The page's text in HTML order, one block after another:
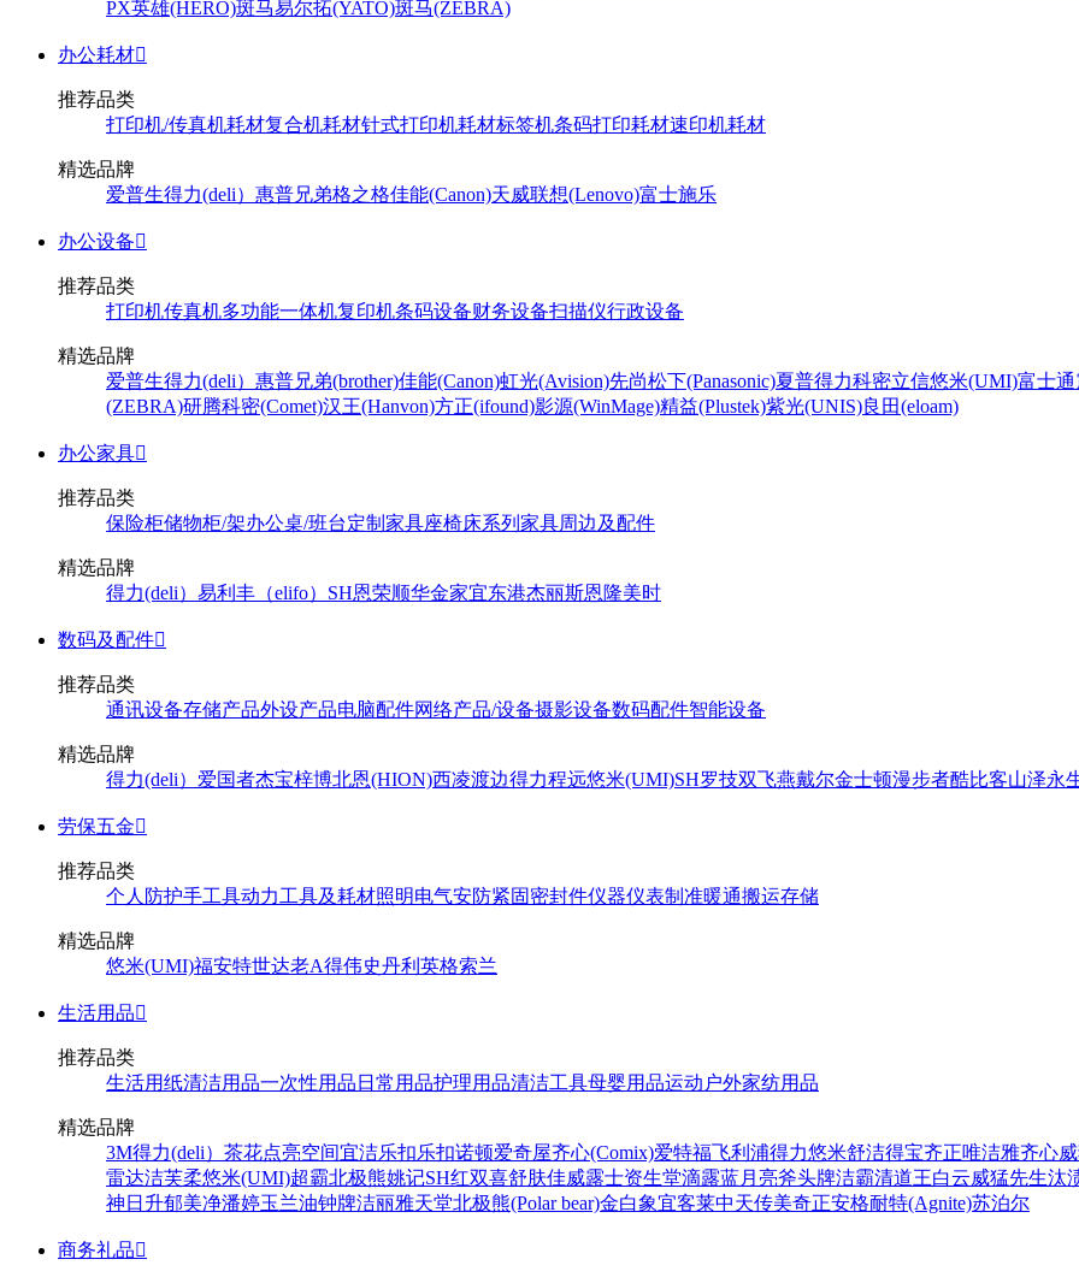
PX英雄(HERO)斑马易尔拓(YATO)斑马(ZEBRA)
办公耗材
推荐品类
打印机/传真机耗材复合机耗材针式打印机耗材标签机条码打印耗材速印机耗材
精选品牌
爱普生得力(deli） 惠普兄弟格之格佳能(Canon)天威联想(Lenovo)富士施乐
办公设备
推荐品类
打印机传真机多功能一体机复印机条码设备财务设备扫描仪行政设备
精选品牌
爱普生得力(deli） 惠普兄弟(brother)佳能(Canon)虹光(Avision)先尚松下(Panasonic)夏普得力科密立信悠米(UMI)富士通
(ZEBRA)研腾科密(Comet)汉王(Hanvon)方正(ifound)影源(WinMage)精益(Plustek)紫光(UNIS)良田(eloam)
办公家具
推荐品类
保险柜储物柜/架办公桌/班台定制家具座椅床系列 家具周边及配件
精选品牌
得力(deli） 易利丰（elifo） SH恩荣顺华金家宜东港杰丽斯恩隆美时
数码及配件
推荐品类
通讯设备存储产品外设产品电脑配件网络产品/设备摄影设备数码配件智能设备
精选品牌
得力(deli） 爱国者杰宝梓博北恩(HION)西凌渡边得力程远悠米(UMI)SH罗技双飞燕戴尔金士顿漫步者酷比客山泽永
劳保五金
推荐品类
个人防护手工具动力工具及耗材照明电气安防紧固密封件仪器仪表制准暖通搬运存储
精选品牌
悠米(UMI)福安特世达老A得伟史丹利 英格索兰
生活用品
推荐品类
生活用纸清洁用品一次性用品 日常用品护理用品清洁工具母婴用品运动户外家纺用品
精选品牌
3M得力(deli） 茶花点亮空间宜洁乐扣乐扣诺顿爱奇屋齐心(Comix)爱特福飞利浦得力悠米舒洁得宝齐正唯洁雅齐心
雷达洁芙柔悠米(UMI)超霸北极熊姚记SH红双喜舒肤佳威露士资生堂滴露蓝月亮斧头牌洁霸清道王白云威猛先生汰
神 日升郁美净潘婷玉兰油钟牌洁丽雅天堂北极熊(Polar bear)金白象宜客莱中天传美奇正安格耐特(Agnite)苏泊尔
商务礼品